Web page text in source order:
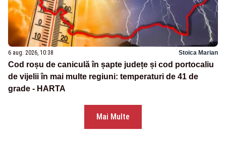
6 aug. 2026, 10:38 Stoica Marian
Cod roșu de caniculă în șapte județe și cod portocaliu
de vijelii în mai multe regiuni: temperaturi de 41 de
grade - HARTA
Mai Multe